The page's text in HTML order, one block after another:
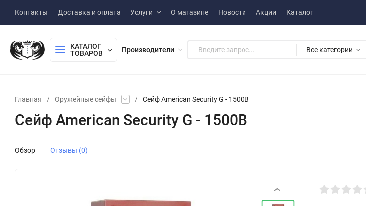
Контакты Доставка и оплата Услуги О магазине Новости Акции Каталог
КАТАЛОГ
ТОВАРОВ
Производители Все категории
Главная / Оружейные сейфы / Сейф American Security G - 1500B
Сейф American Security G - 1500B
Обзор Отзывы (0)
‹